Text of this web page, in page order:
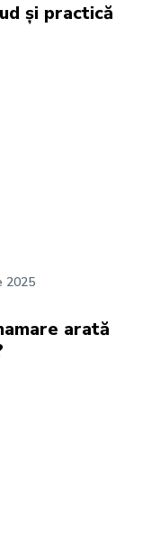
și practică
2025
arată